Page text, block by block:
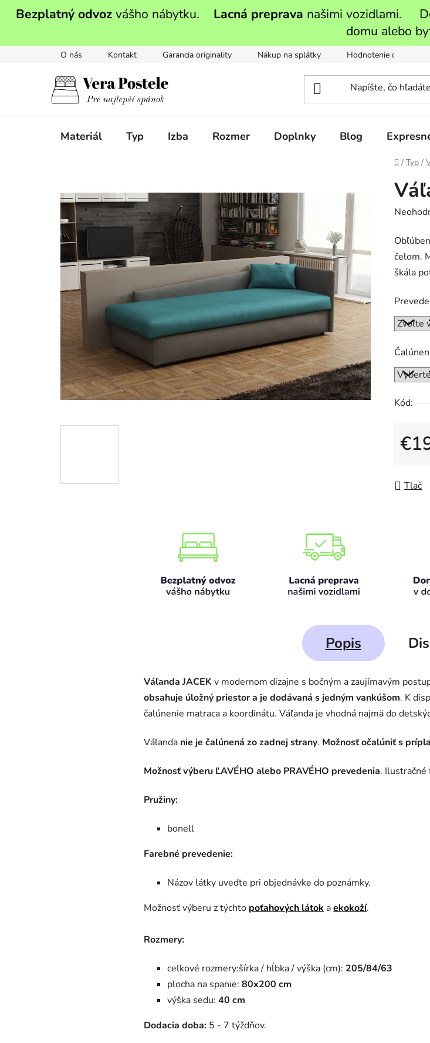
Bezplatný odvozvášho nábytku. Lacná preprava našimi vozidlami.
domu alebo
O nás Kontakt Garancia originality Nákup na splátky Hodnotenie obchodu
Materiál Typ Izba Rozmer Doplnky Blog
Domov
/ Typ /
je
0,0
5
čelom.
škála
Kód:
Tlač
Popis
Váľanda JACEK v modernom dizajne s bočným a zaujímavým
obsahuje úložný priestor a je dodávaná s jedným vankúšom. K
čalúnenie matraca a koordinátu. Váľanda je vhodná najmä do
Váľanda nie je čalúnená zo zadnej strany. Možnosť očalúniť s
Možnosť výberu ĽAVÉHO alebo PRAVÉHO prevedenia. Ilustračné
Pružiny:
bonell
Farebné prevedenie:
Názov látky uveďte pri objednávke do poznámky.
Možnosť výberu z týchto poťahových látok aekokoží.
Rozmery:
celkové rozmery:šírka / hĺbka / výška (cm): 205/84/63
plocha na spanie:80x200 cm
výška sedu:40 cm
Dodacia doba: 5 - 7 týždňov.